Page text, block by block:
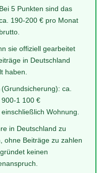
Bei 5 Punkten sind das
190-200 € pro Monat
brutto.
sie offiziell gearbeitet
in Deutschland
haben.
(Grundsicherung): ca.
900-1 100 €
einschließlich Wohnung.
in Deutschland zu
ohne Beiträge zu zahlen
keinen